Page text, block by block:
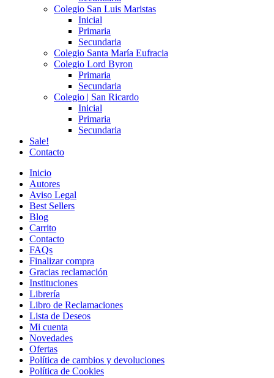
Colegio San Luis Maristas
Inicial
Primaria
Secundaria
Colegio Santa María Eufracia
Colegio Lord Byron
Primaria
Secundaria
Colegio | San Ricardo
Inicial
Primaria
Secundaria
Sale!
Contacto
Inicio
Autores
Aviso Legal
Best Sellers
Blog
Carrito
Contacto
FAQs
Finalizar compra
Gracias reclamación
Instituciones
Librería
Libro de Reclamaciones
Lista de Deseos
Mi cuenta
Novedades
Ofertas
Política de cambios y devoluciones
Política de Cookies